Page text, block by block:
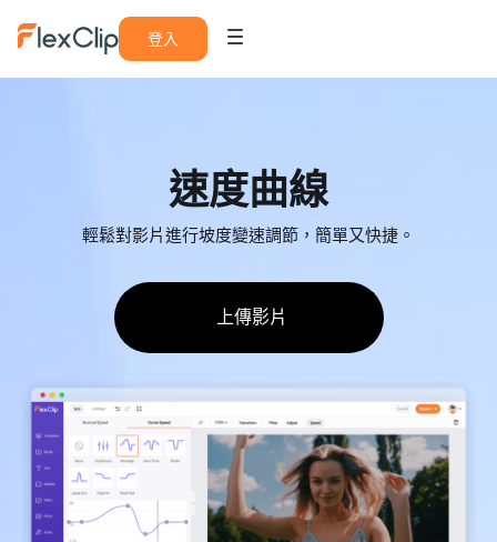
登入
速度曲線
輕鬆對影片進行坡度變速調節，簡單又快捷。
上傳影片